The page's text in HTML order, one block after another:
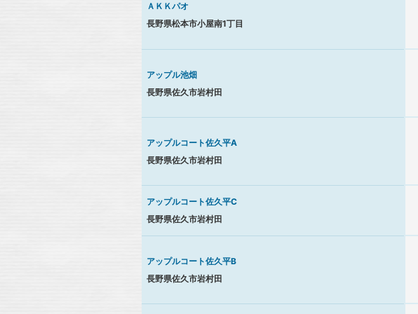
ＡＫＫパオ
長野県松本市小屋南1丁目
アップル池畑
長野県佐久市岩村田
アップルコート佐久平A
長野県佐久市岩村田
アップルコート佐久平C
長野県佐久市岩村田
アップルコート佐久平B
長野県佐久市岩村田